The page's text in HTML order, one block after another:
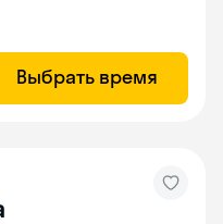
Выбрать время